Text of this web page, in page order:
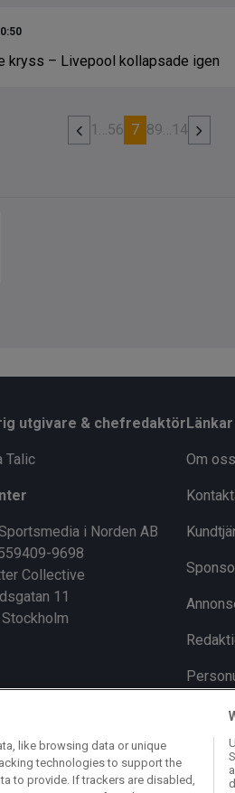
kryss – Livepool kollapsade igen
1 56 7 89 14
utgivare & chefredaktör
Talic
i Norden AB
9698
Collective
11
Länkar
Om oss
like browsing data or unique
technologies to support the
to provide. If trackers are disabled,